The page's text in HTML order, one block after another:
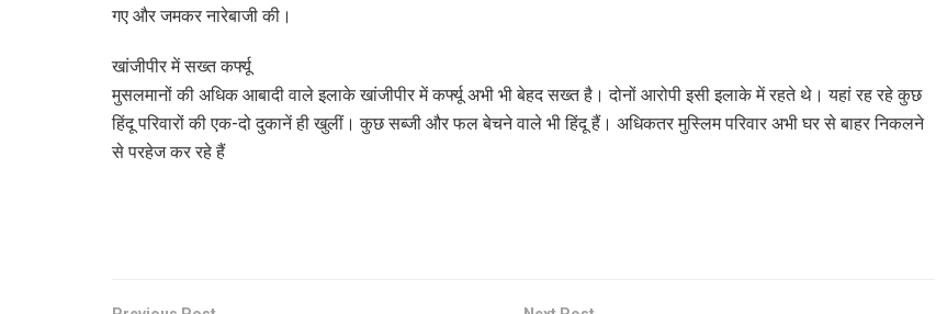
गए और जमकर नारेबाजी की।
खांजीपीर में सख्त कर्फ्यू
मुसलमानों की अधिक आबादी वाले इलाके खांजीपीर में कर्फ्यू अभी भी बेहद सख्त है। दोनों आरोपी इसी इलाके में रहते थे। यहां रह रहे कुछ
हिंदू परिवारों की एक-दो दुकानें ही खुलीं। कुछ सब्जी और फल बेचने वाले भी हिंदू हैं। अधिकतर मुस्लिम परिवार अभी घर से बाहर निकलने
से परहेज कर रहे हैं